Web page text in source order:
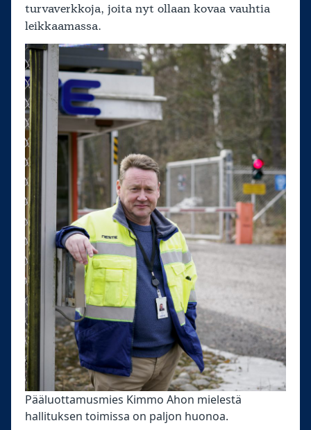
turvaverkkoja, joita nyt ollaan kovaa vauhtia
leikkaamassa.
Pääluottamusmies Kimmo Ahon mielestä
hallituksen toimissa on paljon huonoa.